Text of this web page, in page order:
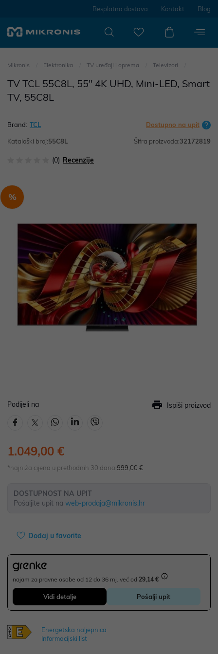
Besplatna dostava Kontakt Blog
Mikronis Elektronika TV uređaji i oprema Televizori
TV TCL 55C8L, 55" 4K UHD, Mini-LED, Smart
TV, 55C8L
Brand: TCL Dostupno na upit
Kataloški broj:55C8L Šifra proizvoda:32172819
(0) Recenzije
%
Podijeli na Ispiši proizvod
1.049,00 €
*najniža cijena u prethodnih 30 dana 999,00 €
DOSTUPNOST NA UPIT
Pošaljite upit na web-prodaja@mikronis.hr
Dodaj u favorite
najam za pravne osobe od 12 do 36 mj. već od 29,14 €
Vidi detalje Pošalji upit
Energetska naljepnica
Informacijski list